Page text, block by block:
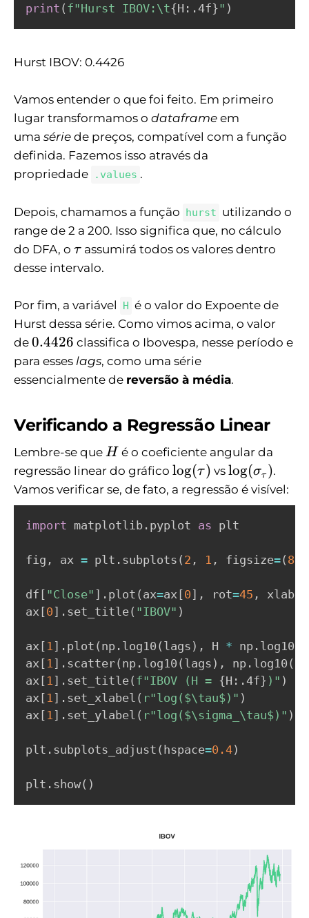
print ( f"Hurst IBOV:\t{H : .4f}" )
Hurst IBOV: 0.4426
Vamos entender o que foi feito. Em primeiro
lugar transformamos o dataframe em
uma série de preços, compatível com a função
definida. Fazemos isso através da
propriedade
.values .
Depois, chamamos a função hurst utilizando o
range de 2 a 200. Isso significa que, no cálculo
do DFA, o \
t
τ assumirá todos os valores dentro
desse intervalo.
Por fim, a variável H é o valor do Expoente de
Hurst dessa série. Como vimos acima, o valor
de 0
.
4
6
0.4426 classifica o Ibovespa, nesse período e
para esses lags, como uma série
essencialmente de reversão à média.
Verificando a Regressão Linear
Lembre-se que H
H é o coeficiente angular da
regressão linear do gráfico \
l
o
g
t
a
u
log(τ) vs \l
o
g
(
si
g
m
a
t
a
u
)
log(στ ).
Vamos verificar se, de fato, a regressão é visível:
import matplotlib . pyplot as plt
fig , ax = plt . subplots ( 2 , 1 , figsize=( 8
df [ "Close" ] . plot ( ax=ax [0 ] , rot=45 , xlabel
ax [0 ] . set_title( "IBOV" )
ax [ 1 ] . plot ( np . log10 ( lags ) , H * np . log10
ax [ 1 ] . scatter( np . log10 ( lags ) , np . log10 (
ax [ 1 ] . set_title( f"IBOV (H = {H : .4f} )" )
ax [ 1 ] . set_xlabel ( r"log($\tau$)" )
ax [ 1 ] . set_ylabel ( r"log($\sigma_\tau$)" )
plt . subplots_adjust ( hspace=0.4)
plt . show( )